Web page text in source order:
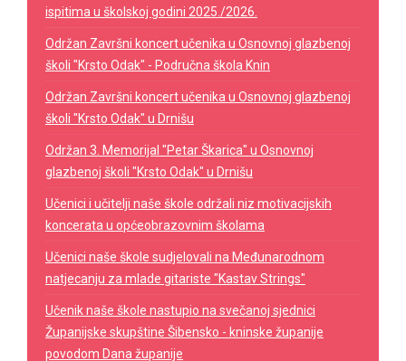
ispitima u školskoj godini 2025./2026.
Održan Završni koncert učenika u Osnovnoj glazbenoj
školi "Krsto Odak" - Područna škola Knin
Održan Završni koncert učenika u Osnovnoj glazbenoj
školi "Krsto Odak" u Drnišu
Održan 3. Memorijal "Petar Škarica" u Osnovnoj
glazbenoj školi "Krsto Odak" u Drnišu
Učenici i učitelji naše škole održali niz motivacijskih
koncerata u općeobrazovnim školama
Učenici naše škole sudjelovali na Međunarodnom
natjecanju za mlade gitariste "Kastav Strings"
Učenik naše škole nastupio na svečanoj sjednici
Županijske skupštine Šibensko - kninske županije
povodom Dana županije